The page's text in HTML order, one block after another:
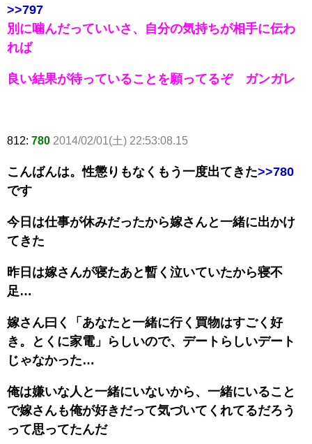
>>797
別に噛んだっていいさ、自分の気持ちが相手に伝わ
れば
良い結果が待っていることを願ってるぞ ガンガレ
812: 780 2014/02/01(土) 22:53:08.15
こんばんは。性懲りもなくもう一度出てきた>>780
です
今日は仕事が休みだったから嫁さんと一緒に出かけ
てきた
昨日は嫁さんが寝たあと暫く泣いていたから寝不
足…
嫁さん曰く「あなたと一緒に行く買物はすごく好
き。とくに家電」らしいので、デートらしいデート
じゃなかった…
俺は嫌いな人と一緒にいないから、一緒にいること
で嫁さんも俺が好きだって気づいてくれてるだろう
って思ってたんだ